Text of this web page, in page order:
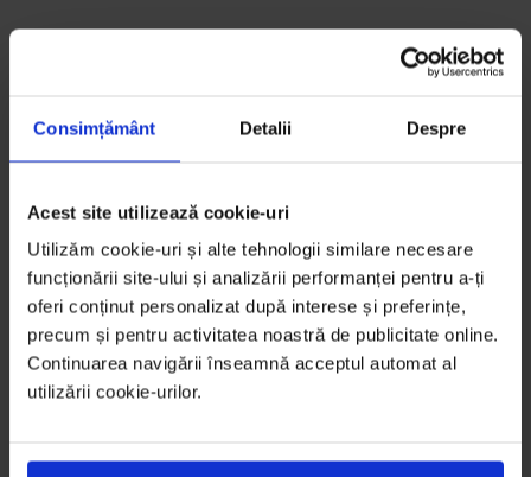
Consimțământ Detalii Despre
Acest site utilizează cookie-uri
Utilizăm cookie-uri și alte tehnologii similare necesare
funcționării site-ului și analizării performanței pentru a-ți
oferi conținut personalizat după interese și preferințe,
precum și pentru activitatea noastră de publicitate online.
Continuarea navigării înseamnă acceptul automat al
utilizării cookie-urilor.